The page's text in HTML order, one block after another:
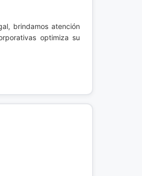
brindamos atención
optimiza su